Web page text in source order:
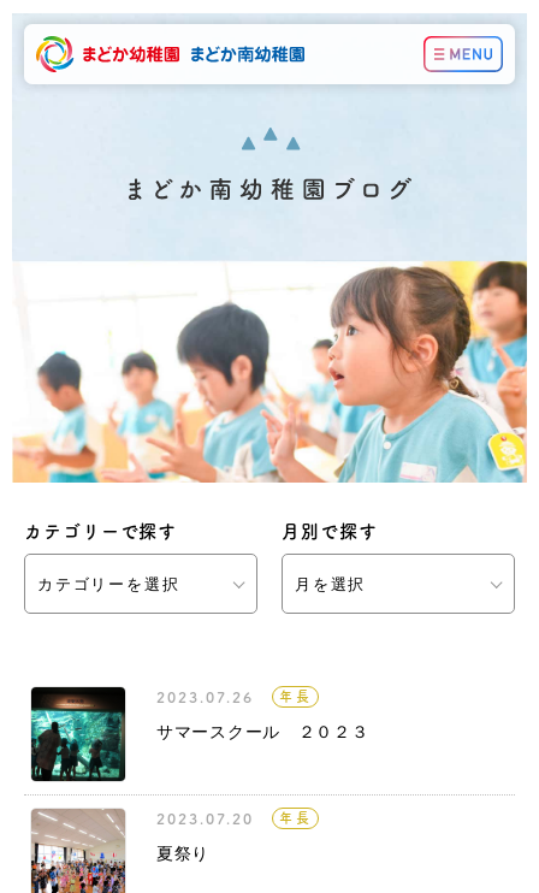
カテゴリーで探す
カテゴリーを選択
月別で探す
月を選択
2023.07.26 年長
サマースクール ２０２３
2023.07.20 年長
夏祭り